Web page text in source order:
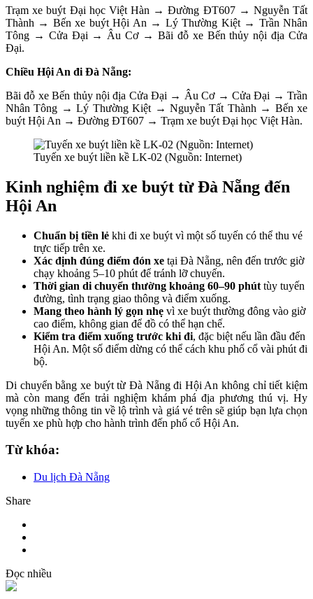
Trạm xe buýt Đại học Việt Hàn → Đường ĐT607 → Nguyễn Tất
Thành → Bến xe buýt Hội An → Lý Thường Kiệt → Trần Nhân
Tông → Cửa Đại → Âu Cơ → Bãi đỗ xe Bến thủy nội địa Cửa
Đại.
Chiều Hội An đi Đà Nẵng:
Bãi đỗ xe Bến thủy nội địa Cửa Đại → Âu Cơ → Cửa Đại → Trần
Nhân Tông → Lý Thường Kiệt → Nguyễn Tất Thành → Bến xe
buýt Hội An → Đường ĐT607 → Trạm xe buýt Đại học Việt Hàn.
Tuyến xe buýt liền kề LK-02 (Nguồn: Internet)
Kinh nghiệm đi xe buýt từ Đà Nẵng đến
Hội An
Chuẩn bị tiền lẻ khi đi xe buýt vì một số tuyến có thể thu vé
trực tiếp trên xe.
Xác định đúng điểm đón xe tại Đà Nẵng, nên đến trước giờ
chạy khoảng 5–10 phút để tránh lỡ chuyến.
Thời gian di chuyển thường khoảng 60–90 phút tùy tuyến
đường, tình trạng giao thông và điểm xuống.
Mang theo hành lý gọn nhẹ vì xe buýt thường đông vào giờ
cao điểm, không gian để đồ có thể hạn chế.
Kiểm tra điểm xuống trước khi đi, đặc biệt nếu lần đầu đến
Hội An. Một số điểm dừng có thể cách khu phố cổ vài phút đi
bộ.
Di chuyển bằng xe buýt từ Đà Nẵng đi Hội An không chỉ tiết kiệm
mà còn mang đến trải nghiệm khám phá địa phương thú vị. Hy
vọng những thông tin về lộ trình và giá vé trên sẽ giúp bạn lựa chọn
tuyến xe phù hợp cho hành trình đến phố cổ Hội An.
Từ khóa:
Du lịch Đà Nẵng
Share
Đọc nhiều